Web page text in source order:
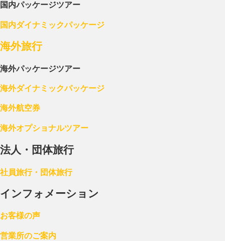
国内パッケージツアー
国内ダイナミックパッケージ
海外旅行
海外パッケージツアー
海外ダイナミックパッケージ
海外航空券
海外オプショナルツアー
法人・団体旅行
社員旅行・団体旅行
インフォメーション
お客様の声
営業所のご案内